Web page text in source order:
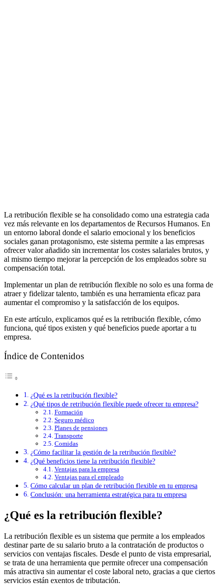
La retribución flexible se ha consolidado como una estrategia cada
vez más relevante en los departamentos de Recursos Humanos. En
un entorno laboral donde el salario emocional y los beneficios
sociales ganan protagonismo, este sistema permite a las empresas
ofrecer valor añadido sin incrementar los costes salariales brutos, y
al mismo tiempo mejorar la percepción de los empleados sobre su
compensación total.
Implementar un plan de retribución flexible no solo es una forma de
atraer y fidelizar talento, también es una herramienta eficaz para
aumentar el compromiso y la satisfacción de los equipos.
En este artículo, explicamos qué es la retribución flexible, cómo
funciona, qué tipos existen y qué beneficios puede aportar a tu
empresa.
Índice de Contenidos
¿Qué es la retribución flexible?
¿Qué tipos de retribución flexible puede ofrecer tu empresa?
Formación
Seguro médico
Planes de pensiones
Transporte
Comidas
¿Cómo facilitar la gestión de la retribución flexible?
¿Qué beneficios tiene la retribución flexible?
Ventajas para la empresa
Ventajas para el empleado
Cómo calcular un plan de retribución flexible en tu empresa
Conclusión: una herramienta estratégica para tu empresa
¿Qué es la retribución flexible?
La retribución flexible es un sistema que permite a los empleados
destinar parte de su salario bruto a la contratación de productos o
servicios con ventajas fiscales. Desde el punto de vista empresarial,
se trata de una herramienta que permite ofrecer una compensación
más atractiva sin aumentar el coste laboral neto, gracias a que ciertos
servicios están exentos de tributación.